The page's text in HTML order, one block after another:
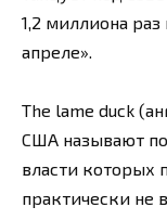
1,2 миллиона раз
апреле».
The lame duck
США называют
власти которых
практически не